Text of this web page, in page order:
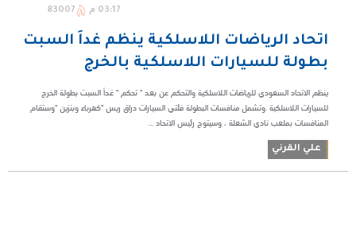
03:17 م 83007
اتحاد الرياضات اللاسلكية ينظم غداً السبت
بطولة للسيارات اللاسلكية بالخرج
ينظم الاتحاد السعودي للرياضات اللاسلكية والتحكم عن بعد " تحكم " غداً السبت بطولة الخرج
للسيارات اللاسلكية .وتشمل منافسات البطولة فئتي السيارات دراق ريس "كهرباء وبنزين "وستقام
المنافسات بملعب نادي الشعلة ، وسيتوج رئيس الاتحاد ...
علي القرني